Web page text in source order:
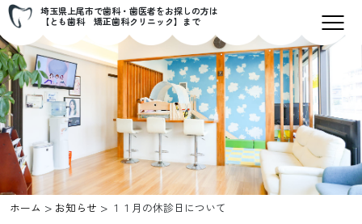
埼玉県上尾市で歯科・歯医者をお探しの方は
【とも歯科 矯正歯科クリニック】まで
ホーム > お知らせ > １１月の休診日について